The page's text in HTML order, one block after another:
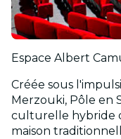
Espace Albert
Créée sous
Merzouki, Pôle en
culturelle hybride
maison